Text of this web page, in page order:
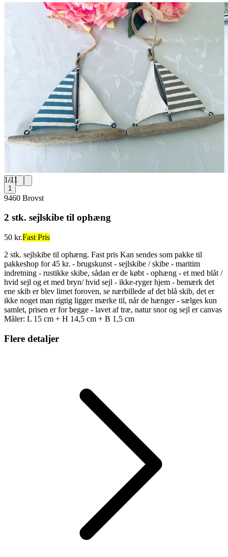
1/11
1
9460 Brovst
2 stk. sejlskibe til ophæng
50 kr.Fast Pris
2 stk. sejlskibe til ophæng. Fast pris Kan sendes som pakke til
pakkeshop for 45 kr. - brugskunst - sejlskibe / skibe - maritim
indretning - rustikke skibe, sådan er de købt - ophæng - et med blåt /
hvid sejl og et med bryn/ hvid sejl - ikke-ryger hjem - bemærk det
ene skib er blev limet foroven, se nærbillede af det blå skib, det er
ikke noget man rigtig ligger mærke til, når de hænger - sælges kun
samlet, prisen er for begge - lavet af træ, natur snor og sejl er canvas
Måler: L 15 cm + H 14,5 cm + B 1,5 cm
Flere detaljer